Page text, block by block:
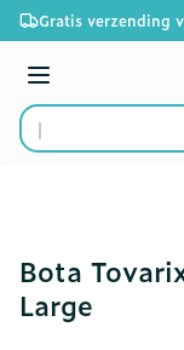
Ga naar de inhoud
Gratis verzending
Menu
Product, merk,
Bota
Large